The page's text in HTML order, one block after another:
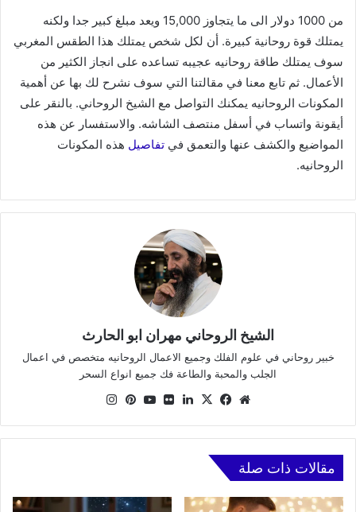
من 1000 دولار الى ما يتجاوز 15,000 ويعد مبلغ كبير جدا ولكنه
يمتلك قوة روحانية كبيرة. أن لكل شخص يمتلك هذا الطقس المغربي
سوف يمتلك طاقة روحانيه عجيبه تساعده على انجاز الكثير من
الأعمال. ثم تابع معنا في مقالتنا التي سوف نشرح لك بها عن أهمية
المكونات الروحانيه يمكنك التواصل مع الشيخ الروحاني. بالنقر على
أيقونة واتساب في أسفل منتصف الشاشه. والاستفسار عن هذه
المواضيع والكشف عنها والتعمق في تفاصيل هذه المكونات
الروحانيه.
الشيخ الروحاني مهران ابو الحارث
خبير روحاني في علوم الفلك وجميع الاعمال الروحانيه متخصص في اعمال
الجلب والمحبة والطاعة فك جميع انواع السحر
موقعفيسبوك
X لينكدإن
صور
فليكر
يوتيوببينتيريست
مقالات ذات صلة